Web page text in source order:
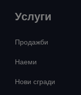
Услуги
Продажби
Наеми
Нови сгради